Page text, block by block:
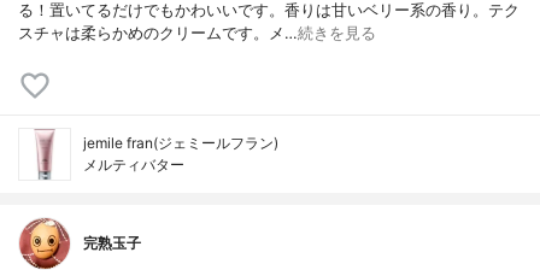
る！置いてるだけでもかわいいです。香りは甘いベリー系の香り。テク
スチャは柔らかめのクリームです。メ…続きを見る
jemile fran(ジェミールフラン)
メルティバター
完熟玉子